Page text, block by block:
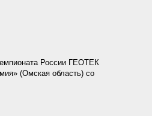
России ГЕОТЕК
(Омская область) со